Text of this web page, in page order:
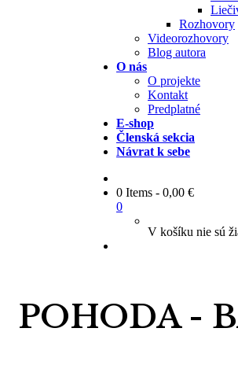
Rozhovory
Videorozhovory
Blog autora
O nás
O projekte
Kontakt
Predplatné
E-shop
Členská sekcia
Návrat k sebe
0 Items - 0,00 €
0
V košíku nie sú
POHODA -